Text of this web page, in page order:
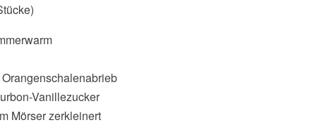
Vanillezucker
Mörser zerkleinert